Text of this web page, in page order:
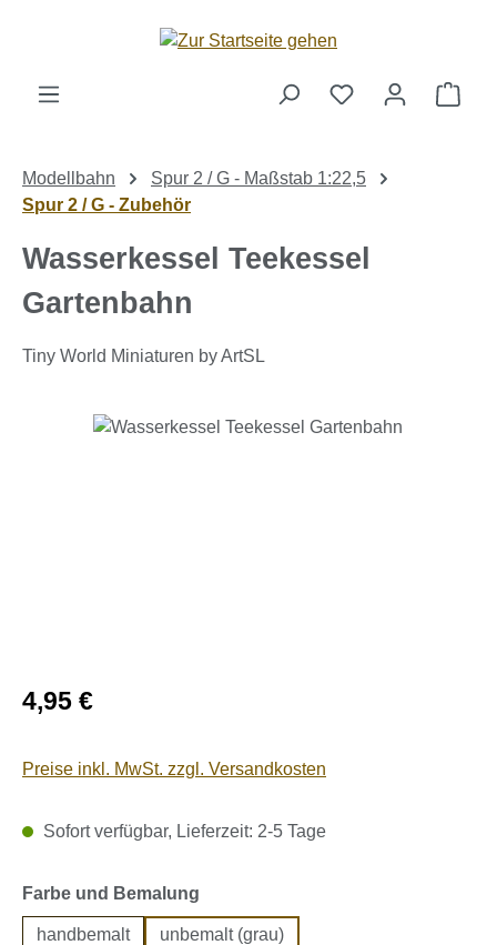
Zum Hauptinhalt springen
Modellbahn
Spur 2 / G - Maßstab 1:22,5
Spur 2 / G - Zubehör
Wasserkessel Teekessel
Gartenbahn
Tiny World Miniaturen by ArtSL
Bildergalerie überspringen
Regulärer Preis:
4,95 €
Preise inkl. MwSt. zzgl. Versandkosten
Sofort verfügbar, Lieferzeit: 2-5 Tage
Farbe und Bemalung
handbemalt unbemalt (grau)